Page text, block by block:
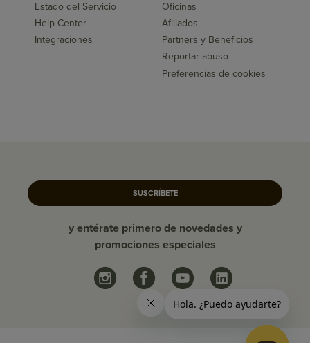
Estado del Servicio
Help Center
Integraciones
Oficinas
Afiliados
Partners y Beneficios
Reportar abuso
Preferencias de cookies
SUSCRÍBETE
y entérate primero de novedades y
promociones especiales